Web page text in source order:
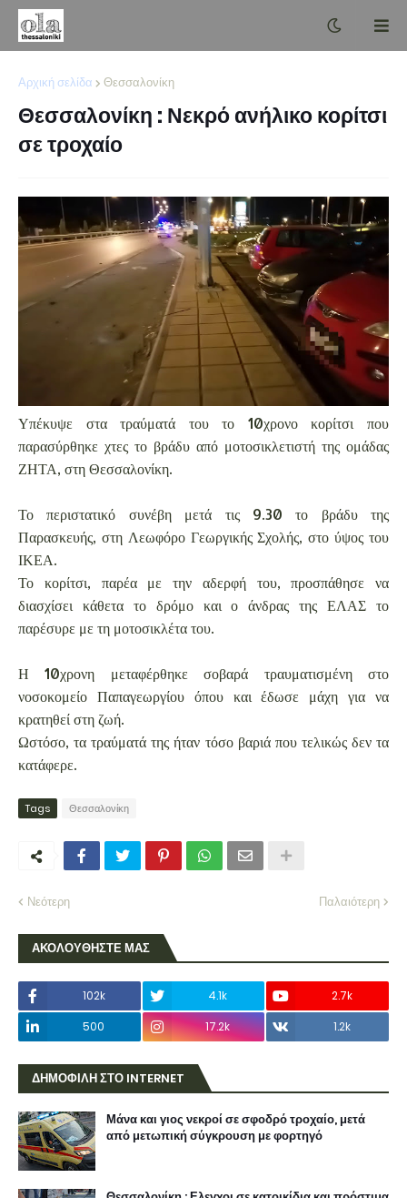
Αρχική σελίδα Θεσσαλονίκη
Θεσσαλονίκη : Νεκρό ανήλικο κορίτσι
σε τροχαίο
Υπέκυψε στα τραύματά του το 10χρονο κορίτσι που
παρασύρθηκε χτες το βράδυ από μοτοσικλετιστή της ομάδας
ΖΗΤΑ, στη Θεσσαλονίκη.
Το περιστατικό συνέβη μετά τις 9.30 το βράδυ της
Παρασκευής, στη Λεωφόρο Γεωργικής Σχολής, στο ύψος του
ΙΚΕΑ.
Το κορίτσι, παρέα με την αδερφή του, προσπάθησε να
διασχίσει κάθετα το δρόμο και ο άνδρας της ΕΛΑΣ το
παρέσυρε με τη μοτοσικλέτα του.
Η 10χρονη μεταφέρθηκε σοβαρά τραυματισμένη στο
νοσοκομείο Παπαγεωργίου όπου και έδωσε μάχη για να
κρατηθεί στη ζωή.
Ωστόσο, τα τραύματά της ήταν τόσο βαριά που τελικώς δεν τα
κατάφερε.
Tags Θεσσαλονίκη
Νεότερη Παλαιότερη
ΑΚΟΛΟΥΘΗΣΤΕ ΜΑΣ
102k 4.1k
2.7k
500
17.2k 1.2k
ΔΗΜΟΦΙΛΗ ΣΤΟ INTERNET
Μάνα και γιος νεκροί σε σφοδρό τροχαίο, μετά
από μετωπική σύγκρουση με φορτηγό